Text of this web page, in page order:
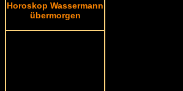
Horoskop Wassermann
übermorgen